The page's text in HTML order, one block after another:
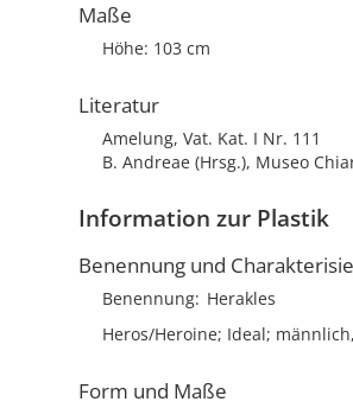
Maße
Höhe: 103 cm
Literatur
Amelung, Vat. Kat. I Nr. 111
B. Andreae (Hrsg.), Museo
Information zur Plastik
Benennung und
Benennung Herakles
Heros/Heroine; Ideal;
Form und Maße